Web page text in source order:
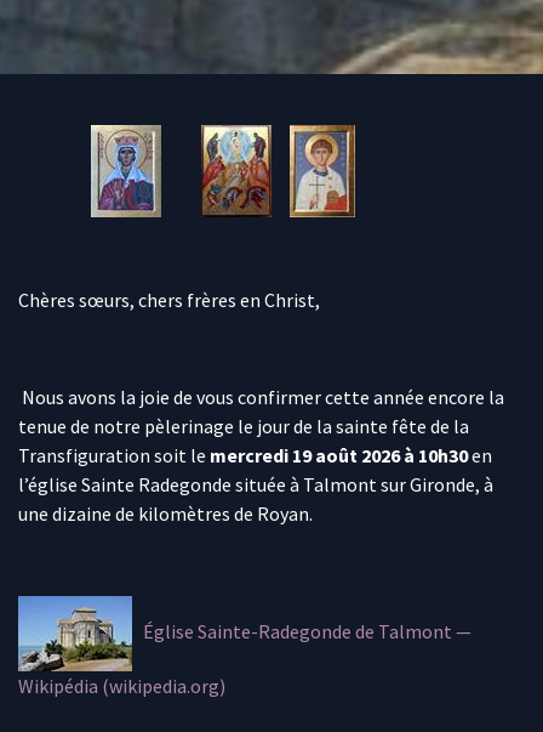
Chères sœurs, chers frères en Christ,
Nous avons la joie de vous confirmer cette année encore la
tenue de notre pèlerinage le jour de la sainte fête de la
Transfiguration soit le mercredi 19 août 2026 à 10h30en
l’église Sainte Radegonde située à Talmont sur Gironde, à
une dizaine de kilomètres de Royan.
Église Sainte-Radegonde de Talmont —
Wikipédia (wikipedia.org)